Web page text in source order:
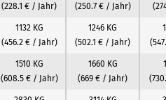
(228.1 € / Jahr)
(250.7 € / Jahr)
1132 KG
(456.2 € / Jahr)
1246 KG
(502.1 € / Jahr)
1510 KG
(608.5 € / Jahr)
1660 KG
(669 € / Jahr)